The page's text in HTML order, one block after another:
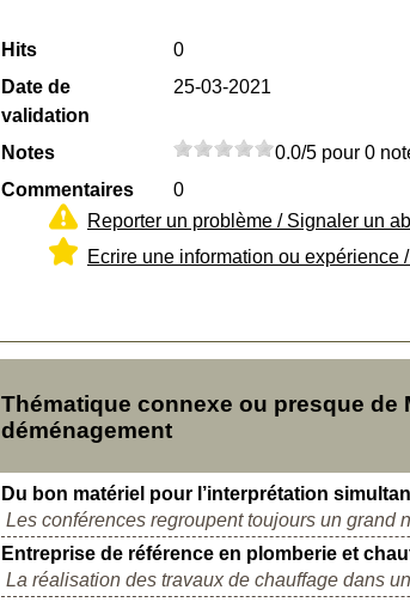
Hits
0
Date de
validation
25-03-2021
Notes
0.0/5 pour 0
Commentaires
0
Reporter un problème / Signaler un
Ecrire une information ou expérience
Thématique connexe ou presque de
déménagement
Du bon matériel pour l’interprétation
Les conférences regroupent toujours un grand
Entreprise de référence en plomberie et
La réalisation des travaux de chauffage dans